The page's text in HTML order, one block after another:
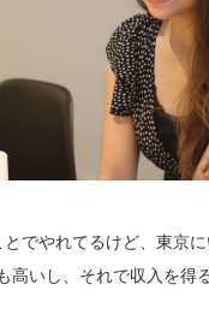
とでやれてるけど、東京
高いし、それで収入を得